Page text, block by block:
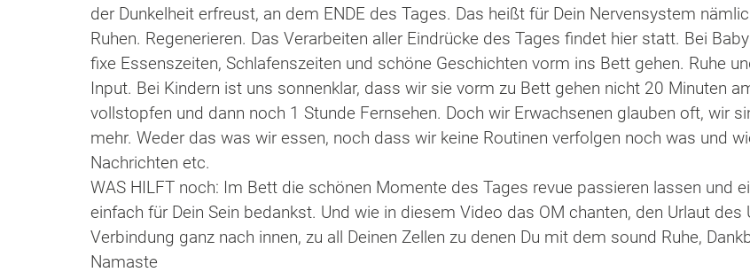
der Dunkelheit erfreust, an dem ENDE des Tages. Das heißt für Dein Nervensystem
Ruhen. Regenerieren. Das Verarbeiten aller Eindrücke des Tages findet hier statt. Bei
fixe Essenszeiten, Schlafenszeiten und schöne Geschichten vorm ins Bett gehen. Ruhe
Input. Bei Kindern ist uns sonnenklar, dass wir sie vorm zu Bett gehen nicht 20 Minuten
vollstopfen und dann noch 1 Stunde Fernsehen. Doch wir Erwachsenen glauben oft, wir
mehr. Weder das was wir essen, noch dass wir keine Routinen verfolgen noch was und
Nachrichten etc.
WAS HILFT noch: Im Bett die schönen Momente des Tages revue passieren lassen und
einfach für Dein Sein bedankst. Und wie in diesem Video das OM chanten, den Urlaut
Verbindung ganz nach innen, zu all Deinen Zellen zu denen Du mit dem sound Ruhe,
Namaste